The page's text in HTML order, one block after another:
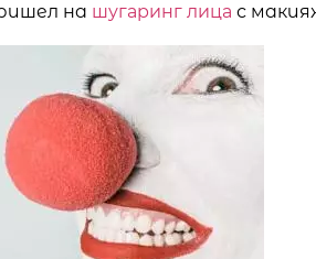
на шугаринг лица с